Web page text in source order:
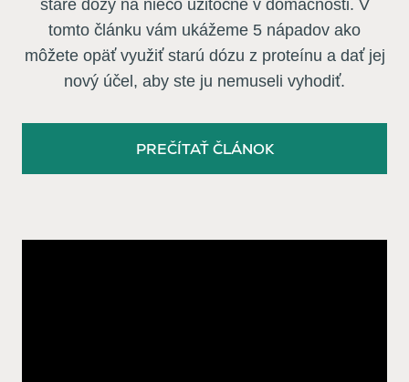
tomto článku vám ukážeme 5 nápadov ako
môžete opäť využiť starú dózu z proteínu a dať jej
nový účel, aby ste ju nemuseli vyhodiť.
PREČÍTAŤ ČLÁNOK